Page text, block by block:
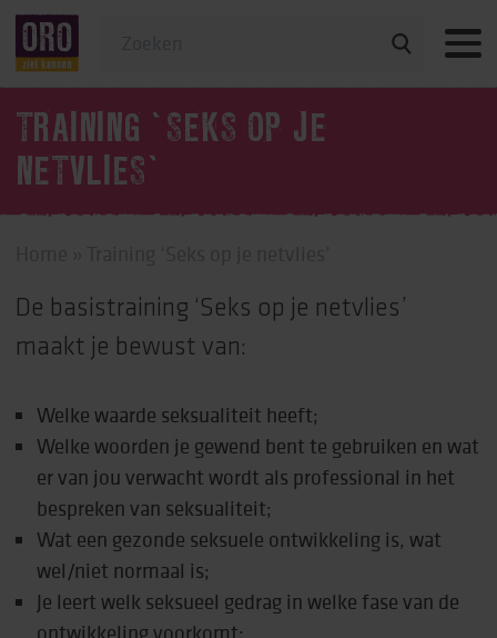
Veelgestelde vragen
TRAINING ‘SEKS OP JE
NETVLIES’
De basistraining ‘Seks op je netvlies’
maakt je bewust van:
Welke waarde seksualiteit heeft;
Welke woorden je gewend bent te gebruiken en wat
er van jou verwacht wordt als professional in het
bespreken van seksualiteit;
Wat een gezonde seksuele ontwikkeling is, wat
wel/niet normaal is;
Je leert welk seksueel gedrag in welke fase van de